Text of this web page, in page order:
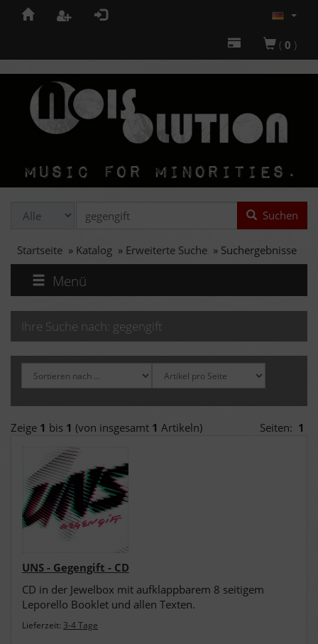
( 0 )
Suchen
Startseite » Katalog » Erweiterte Suche » Suchergebnisse
Menü
Ihre Suche nach: gegengift
Zeige 1 bis 1 (von insgesamt 1 Artikeln) Seiten: 1
UNS - Gegengift - CD
CD in der Jewelbox mit aufklappbarem 8 seitigem
Leporello Booklet und allen Texten.
Lieferzeit: 3-4 Tage